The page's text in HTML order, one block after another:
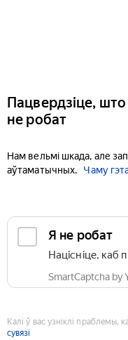
Пацвердзіце,
не робат
Нам вельмі шкада, але
аўтаматычных.
Чаму
Я не робат
Націсніце, каб
SmartCaptcha by
Калі ў вас узніклі праблемы,
сувязі